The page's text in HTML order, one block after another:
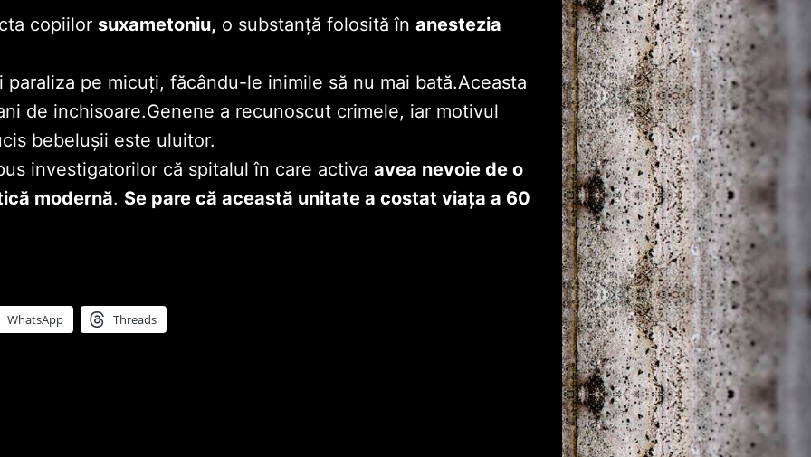
copiilor suxametoniu, o substanţă folosită în anestezia
paraliza pe micuţi, făcându-le inimile să nu mai bată.Aceasta
de inchisoare.Genene a recunoscut crimele, iar motivul
bebeluşii este uluitor.
investigatorilor că spitalul în care activa avea nevoie de o
modernă. Se pare că această unitate a costat viaţa a 60
WhatsApp Threads